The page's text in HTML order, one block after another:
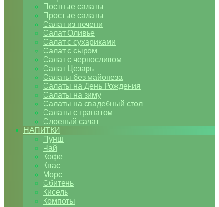
Постные салаты
Простые салаты
Салат из печени
Салат Оливье
Салат с сухариками
Салат с сыром
Салат с черносливом
Салат Цезарь
Салаты без майонеза
Салаты на День Рождения
Салаты на зиму
Салаты на свадебный стол
Салаты с гранатом
Слоеный салат
НАПИТКИ
Пунш
Чай
Кофе
Квас
Морс
Сбитень
Кисель
Компоты